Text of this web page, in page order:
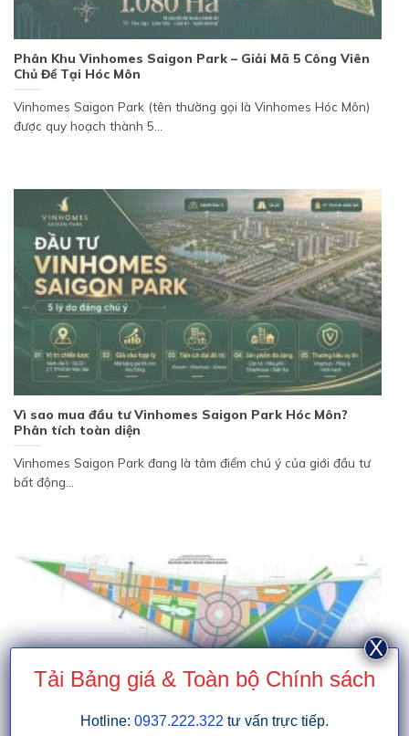
Phân Khu Vinhomes Saigon Park – Giải Mã 5 Công Viên
Chủ Đề Tại Hóc Môn
Vinhomes Saigon Park (tên thường gọi là Vinhomes Hóc Môn)
được quy hoạch thành 5...
Vì sao mua đầu tư Vinhomes Saigon Park Hóc Môn?
Phân tích toàn diện
Vinhomes Saigon Park đang là tâm điểm chú ý của giới đầu tư
bất động...
Tải Bảng giá & Toàn bộ Chính sách
Hotline: 0937.222.322 tư vấn trực tiếp.
X